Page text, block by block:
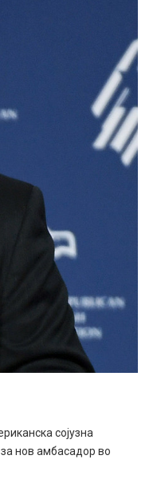
сојузна
нов амбасадор во